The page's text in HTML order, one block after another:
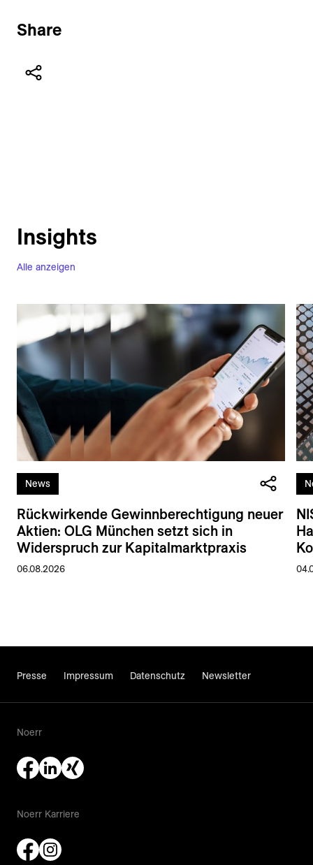
Share
Alle anzeigen
Insights
News
Rückwirkende Gewinnberechtigung neuer
Aktien: OLG München setzt sich in
Widerspruch zur Kapitalmarktpraxis
06.08.2026
Presse Impressum Datenschutz Newsletter
Noerr
Noerr Karriere